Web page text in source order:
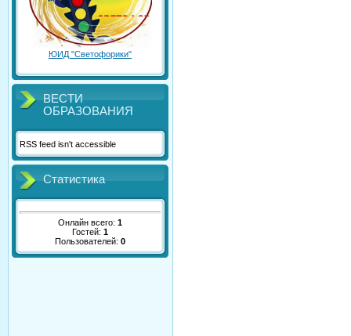
ЮИД "Светофорики"
ВЕСТИ
ОБРАЗОВАНИЯ
RSS feed isn't accessible
Статистика
Онлайн всего: 1
Гостей: 1
Пользователей: 0